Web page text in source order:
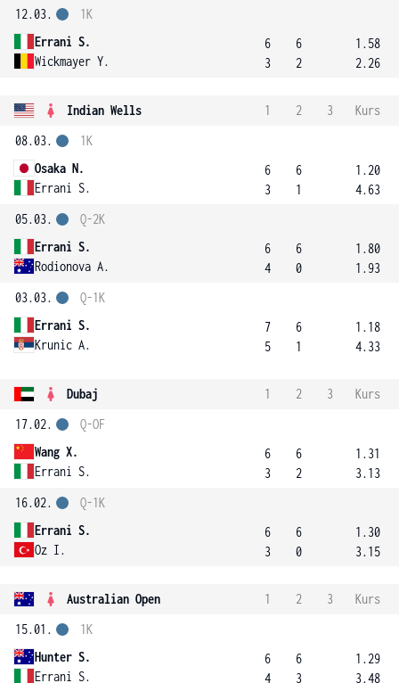
12.03.
Errani S.
Wickmayer Y.
1K
6
3
6
2
1.58
2.26
Indian Wells 1 2 3
Kurs
08.03.
Osaka N.
Errani S.
1K
6
3
6
1
1.20
4.63
05.03.
Errani S.
Rodionova A.
Q-2K
6
4
6
0
1.80
1.93
03.03.
Errani S.
Krunic A.
Q-1K
7
5
6
1
1.18
4.33
Dubaj 1 2 3
Kurs
17.02.
Wang X.
Errani S.
Q-OF
6
3
6
2
1.31
3.13
16.02.
Errani S.
Oz I.
Q-1K
6
3
6
0
1.30
3.15
Australian Open 1 2 3
Kurs
15.01.
Hunter S.
Errani S.
1K
6
4
6
3
1.29
3.48